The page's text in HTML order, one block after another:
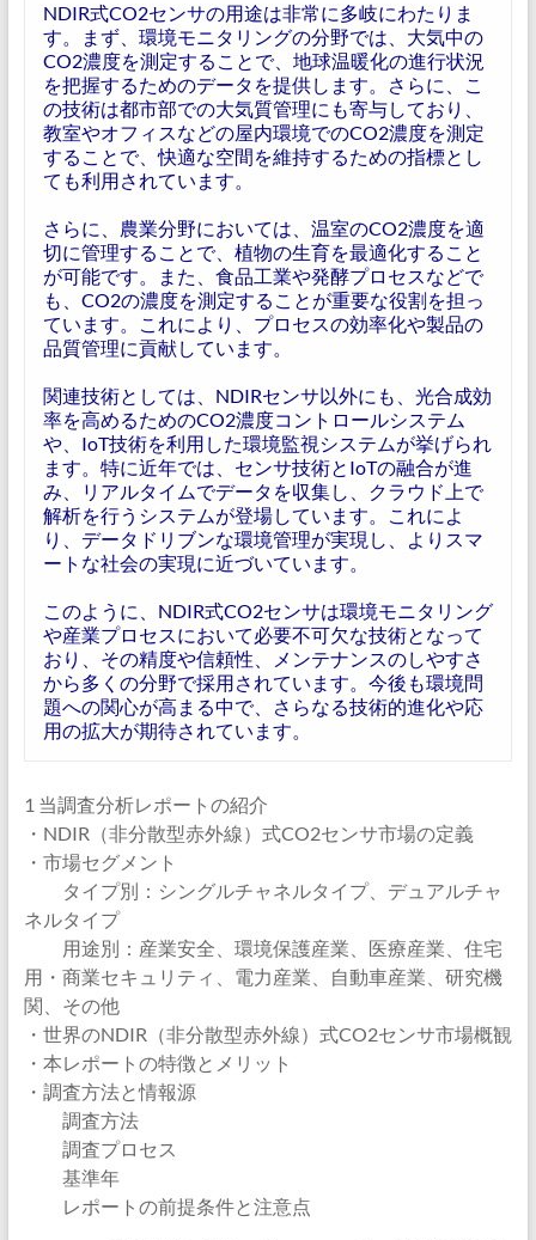
NDIR式CO2センサの用途は非常に多岐にわたりま
す。まず、環境モニタリングの分野では、大気中の
CO2濃度を測定することで、地球温暖化の進行状況
を把握するためのデータを提供します。さらに、こ
の技術は都市部での大気質管理にも寄与しており、
教室やオフィスなどの屋内環境でのCO2濃度を測定
することで、快適な空間を維持するための指標とし
ても利用されています。
さらに、農業分野においては、温室のCO2濃度を適
切に管理することで、植物の生育を最適化すること
が可能です。また、食品工業や発酵プロセスなどで
も、CO2の濃度を測定することが重要な役割を担っ
ています。これにより、プロセスの効率化や製品の
品質管理に貢献しています。
関連技術としては、NDIRセンサ以外にも、光合成効
率を高めるためのCO2濃度コントロールシステム
や、IoT技術を利用した環境監視システムが挙げられ
ます。特に近年では、センサ技術とIoTの融合が進
み、リアルタイムでデータを収集し、クラウド上で
解析を行うシステムが登場しています。これによ
り、データドリブンな環境管理が実現し、よりスマ
ートな社会の実現に近づいています。
このように、NDIR式CO2センサは環境モニタリング
や産業プロセスにおいて必要不可欠な技術となって
おり、その精度や信頼性、メンテナンスのしやすさ
から多くの分野で採用されています。今後も環境問
題への関心が高まる中で、さらなる技術的進化や応
用の拡大が期待されています。
1 当調査分析レポートの紹介
・NDIR（非分散型赤外線）式CO2センサ市場の定義
・市場セグメント
タイプ別：シングルチャネルタイプ、デュアルチャ
ネルタイプ
用途別：産業安全、環境保護産業、医療産業、住宅
用・商業セキュリティ、電力産業、自動車産業、研究機
関、その他
・世界のNDIR（非分散型赤外線）式CO2センサ市場概観
・本レポートの特徴とメリット
・調査方法と情報源
調査方法
調査プロセス
基準年
レポートの前提条件と注意点